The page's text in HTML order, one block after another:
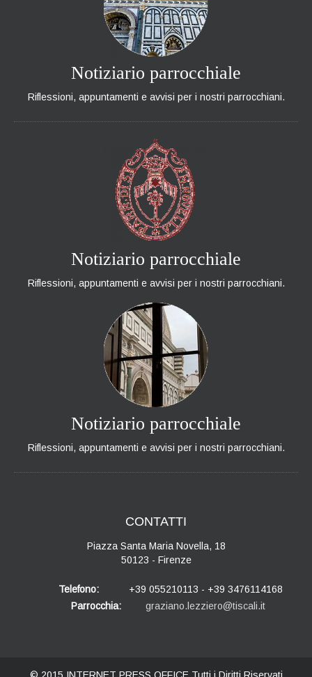
Notiziario parrocchiale
Riflessioni, appuntamenti e avvisi per i nostri parrocchiani.
Notiziario parrocchiale
Riflessioni, appuntamenti e avvisi per i nostri parrocchiani.
Notiziario parrocchiale
Riflessioni, appuntamenti e avvisi per i nostri parrocchiani.
CONTATTI
Piazza Santa Maria Novella, 18
50123 - Firenze
Telefono:
+39 055210113 - +39 3476114168
Parrocchia:
graziano.lezziero@tiscali.it
© 2015 INTERNET PRESS OFFICE Tutti i Diritti Riservati